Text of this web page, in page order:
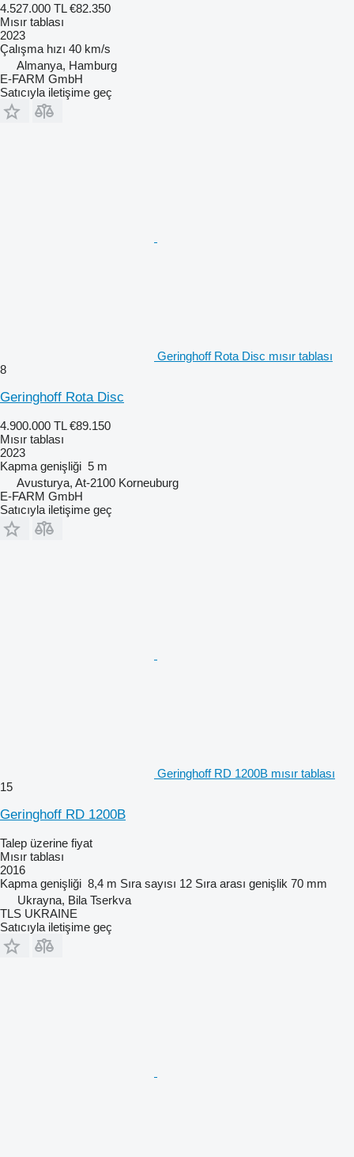
4.527.000 TL €82.350
Mısır tablası
2023
Çalışma hızı 40 km/s
Almanya, Hamburg
E-FARM GmbH
Satıcıyla iletişime geç
Geringhoff Rota Disc mısır tablası
8
Geringhoff Rota Disc
4.900.000 TL €89.150
Mısır tablası
2023
Kapma genişliği 5 m
Avusturya, At-2100 Korneuburg
E-FARM GmbH
Satıcıyla iletişime geç
Geringhoff RD 1200B mısır tablası
15
Geringhoff RD 1200B
Talep üzerine fiyat
Mısır tablası
2016
Kapma genişliği 8,4 m Sıra sayısı 12 Sıra arası genişlik 70 mm
Ukrayna, Bila Tserkva
TLS UKRAINE
Satıcıyla iletişime geç